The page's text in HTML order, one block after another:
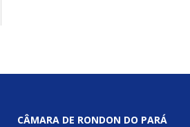
CÂMARA DE RONDON DO PARÁ